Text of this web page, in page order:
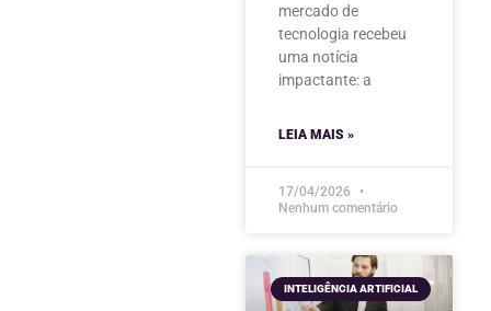
mercado de
tecnologia recebeu
uma notícia
impactante: a
LEIA MAIS »
17/04/2026
Nenhum comentário
INTELIGÊNCIA ARTIFICIAL